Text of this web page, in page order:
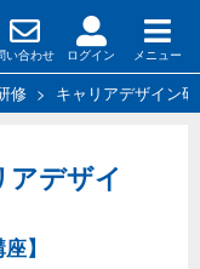
い合わせ ログイン メニュー
修 > キャリアデザイン
アデザイ
】